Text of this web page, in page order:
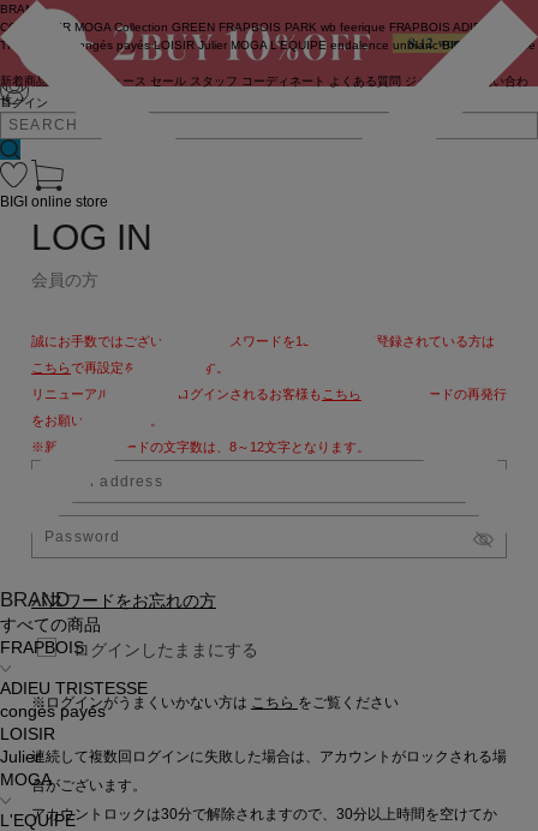
ログイン
BRAND
COUTURIER MOGA Collection GREEN FRAPBOIS PARK wb feerique FRAPBOIS ADIEU
TRISTESSE
congés payés LOISIR Julier MOGA L'EQUIPE endalence unbilanc BIGI online store
新着商品 ニュース セール スタッフ コーディネート よくある質問 ジャーナル
お問い合わ
せ
BRAND
すべての商品
FRAPBOIS
ADIEU TRISTESSE
congés payés
LOISIR
Julier
MOGA
L'EQUIPE
BIGI online store
LOG IN
会員の方
誠にお手数ではございますが、パスワードを13文字以上で登録されている方は
こちらで再設定をお願いします。
リニューアル後、初めてログインされるお客様も こちら
よりパスワードの再発行
をお願いいたします。
※新しいパスワードの文字数は、8～12文字となります。
パスワードをお忘れの方
ログインしたままにする
※ログインがうまくいかない方は こちら をご覧ください
連続して複数回ログインに失敗した場合は、アカウントがロックされる場
合がございます。
アカウントロックは30分で解除されますので、30分以上時間を空けてか